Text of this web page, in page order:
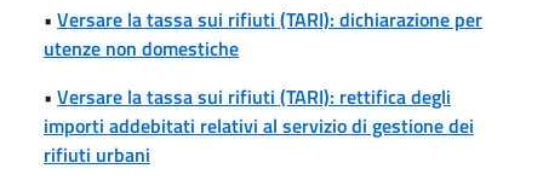
• Versare la tassa sui rifiuti (TARI): dichiarazione per
utenze non domestiche
• Versare la tassa sui rifiuti (TARI): rettifica degli
importi addebitati relativi al servizio di gestione dei
rifiuti urbani